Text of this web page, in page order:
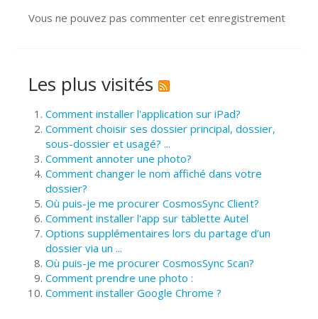
Vous ne pouvez pas commenter cet enregistrement
Les plus visités
Comment installer l'application sur iPad?
Comment choisir ses dossier principal, dossier,
sous-dossier et usagé? ...
Comment annoter une photo?
Comment changer le nom affiché dans votre
dossier?
Où puis-je me procurer CosmosSync Client?
Comment installer l'app sur tablette Autel
Options supplémentaires lors du partage d’un
dossier via un ...
Où puis-je me procurer CosmosSync Scan?
Comment prendre une photo :
Comment installer Google Chrome ?